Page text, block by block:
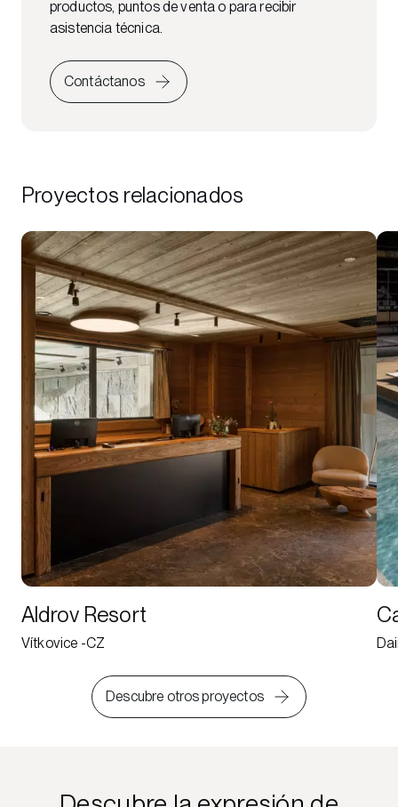
productos, puntos de venta o para recibir
asistencia técnica.
Contáctanos
Proyectos relacionados
Aldrov Resort
Vítkovice -CZ
Descubre otros proyectos